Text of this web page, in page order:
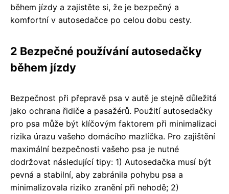
během jízdy a zajistěte si, že je bezpečný a
komfortní v autosedačce po celou dobu cesty.
2 Bezpečné používání autosedačky
během jízdy
Bezpečnost při přepravě psa v autě je stejně důležitá
jako ochrana řidiče a pasažérů. Použití autosedačky
pro psa může být klíčovým faktorem při minimalizaci
rizika úrazu vašeho domácího mazlíčka. Pro zajištění
maximální bezpečnosti vašeho psa je nutné
dodržovat následující tipy: 1) Autosedačka musí být
pevná a stabilní, aby zabránila pohybu psa a
minimalizovala riziko zranění při nehodě; 2)